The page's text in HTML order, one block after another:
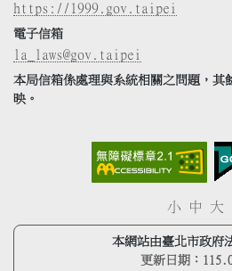
https://1999.gov.taipei
電子信箱
la_laws@gov.taipei
本局信箱係處理與系統相關之問題，其
映。
小 中 大
本網站由臺北市政府
更新日期：